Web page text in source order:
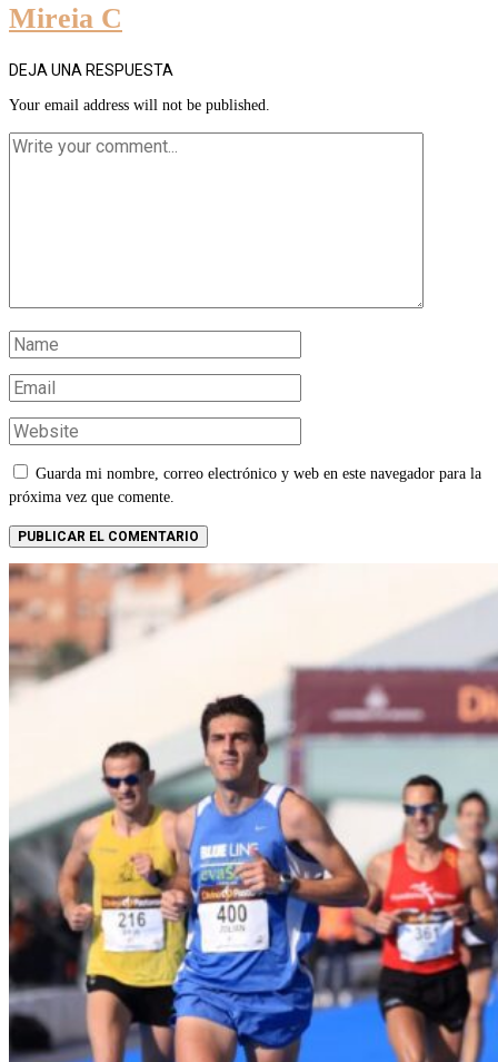
Mireia C
DEJA UNA RESPUESTA
Your email address will not be published.
Guarda mi nombre, correo electrónico y web en este navegador para la
próxima vez que comente.